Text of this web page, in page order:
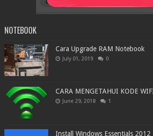
NOTEBOOK
Cara Upgrade RAM Notebook
July 01, 2019 0
CARA MENGETAHUI KODE
June 29, 2018 1
Install Windows Essentials